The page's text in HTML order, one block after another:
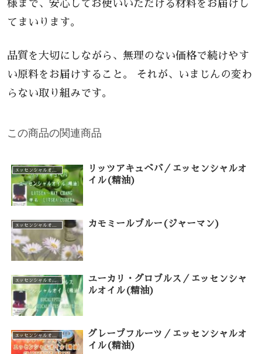
様まで、安心してお使いいただける材料をお届けし
てまいります。
品質を大切にしながら、無理のない価格で続けやす
い原料をお届けすること。 それが、いまじんの変わ
らない取り組みです。
この商品の関連商品
リッツアキュベバ／エッセンシャルオ
イル(精油)
カモミールブルー(ジャーマン)
エッセンシャルオイル（カテゴリー一覧）
ユーカリ・グロブルス／エッセンシャ
ルオイル(精油)
グレープフルーツ／エッセンシャルオ
イル(精油)